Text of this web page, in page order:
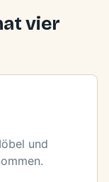
vier
und